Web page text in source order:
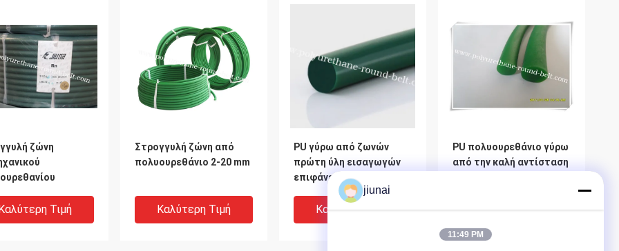
ζώνη
Τιμή
Στρογγυλή ζώνη από
πολυουρεθάνιο 2-20 mm
Καλύτερη Τιμή
PU γύρω από ζωνών
πρώτη ύλη εισαγωγών
επιφάνειας την ομαλή
Καλύτερη Τιμή
PU πολυουρεθάνιο γύρω
από την καλή αντίσταση
Καλύτερη Τιμή
jiunai
11:49 PM